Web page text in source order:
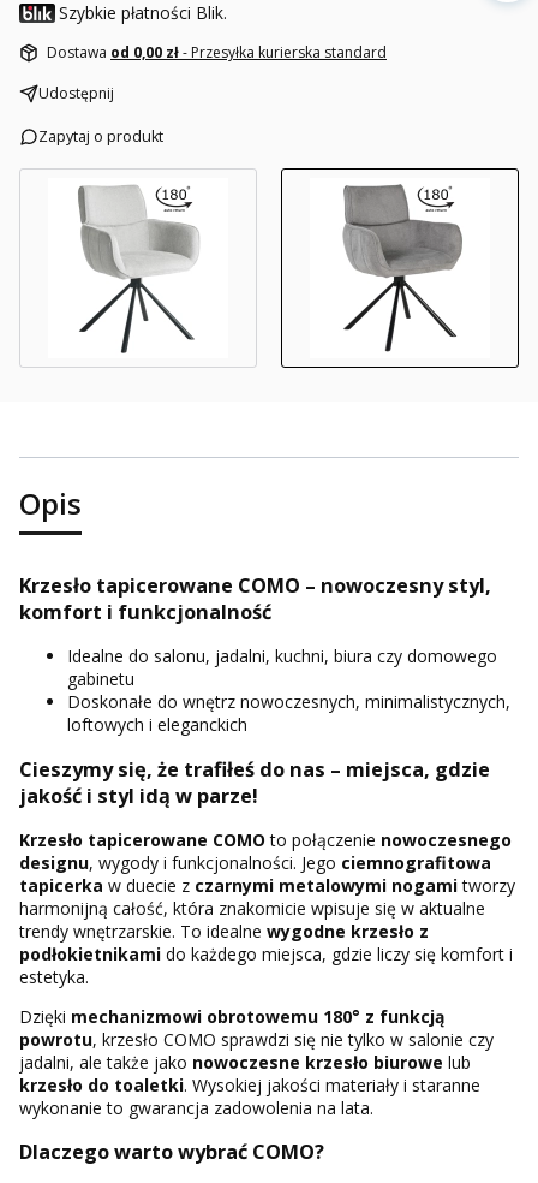
Szybkie płatności Blik.
Dostawa od 0,00 zł- Przesyłka kurierska standard
Udostępnij
Zapytaj o produkt
Opis
Krzesło tapicerowane COMO – nowoczesny styl,
komfort i funkcjonalność
Idealne do salonu, jadalni, kuchni, biura czy domowego
gabinetu
Doskonałe do wnętrz nowoczesnych, minimalistycznych,
loftowych i eleganckich
Cieszymy się, że trafiłeś do nas – miejsca, gdzie
jakość i styl idą w parze!
Krzesło tapicerowane COMO to połączenie nowoczesnego
designu, wygody i funkcjonalności. Jego ciemnografitowa
tapicerka w duecie z czarnymi metalowymi nogamitworzy
harmonijną całość, która znakomicie wpisuje się w aktualne
trendy wnętrzarskie. To idealne wygodne krzesło z
podłokietnikami do każdego miejsca, gdzie liczy się komfort i
estetyka.
Dzięki mechanizmowi obrotowemu 180° z funkcją
powrotu, krzesło COMO sprawdzi się nie tylko w salonie czy
jadalni, ale także jako nowoczesne krzesło biurowe lub
krzesło do toaletki. Wysokiej jakości materiały i staranne
wykonanie to gwarancja zadowolenia na lata.
Dlaczego warto wybrać COMO?